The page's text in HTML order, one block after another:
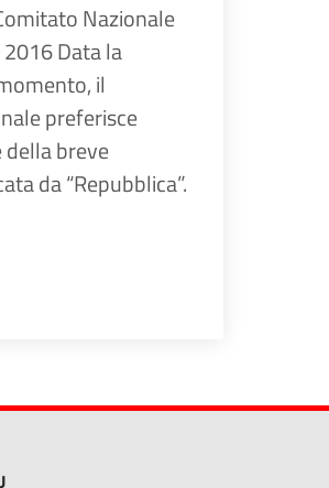
Nazionale
Data la
il
preferisce
breve
da “Repubblica”.